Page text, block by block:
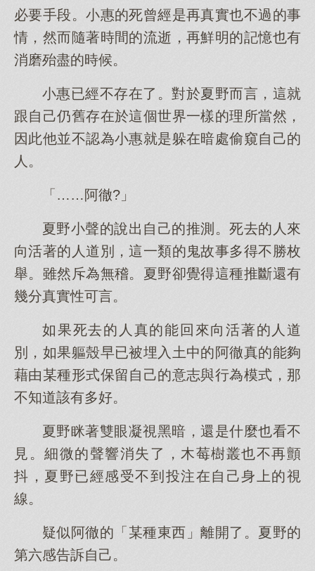
必要手段。小惠的死曾經是再真實也不過的事
情，然而隨著時間的流逝，再鮮明的記憶也有
消磨殆盡的時候。
小惠已經不存在了。對於夏野而言，這就
跟自己仍舊存在於這個世界一樣的理所當然，
因此他並不認為小惠就是躲在暗處偷窺自己的
人。
「……阿徹?」
夏野小聲的說出自己的推測。死去的人來
向活著的人道別，這一類的鬼故事多得不勝枚
舉。雖然斥為無稽。夏野卻覺得這種推斷還有
幾分真實性可言。
如果死去的人真的能回來向活著的人道
別，如果軀殼早已被埋入土中的阿徹真的能夠
藉由某種形式保留自己的意志與行為模式，那
不知道該有多好。
夏野眯著雙眼凝視黑暗，還是什麼也看不
見。細微的聲響消失了，木莓樹叢也不再顫
抖，夏野已經感受不到投注在自己身上的視
線。
疑似阿徹的「某種東西」離開了。夏野的
第六感告訴自己。